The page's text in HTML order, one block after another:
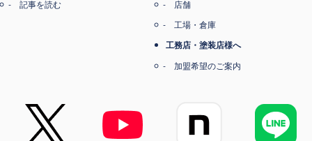
記事を読む
店舗
工場・倉庫
工務店・塗装店様へ
加盟希望のご案内